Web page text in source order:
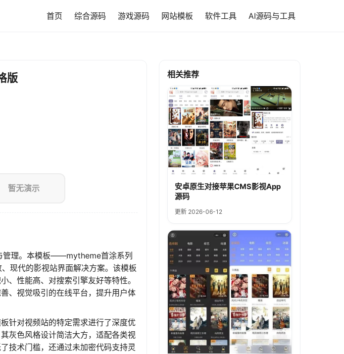
首页 综合源码 游戏源码 网站模板 软件工具 AI源码与工具
版
暂无演示
管理。本模板——mytheme首涂系列
现代的影视站界面解决方案。该模板
、性能高、对搜索引擎友好等特性。
、视觉吸引的在线平台，提升用户体
针对视频站的特定需求进行了深度优
灰色风格设计简洁大方，适配各类视
技术门槛，还通过未加密代码支持灵
相关推荐
安卓原生对接苹果CMS影视App
源码
更新 2026-06-12